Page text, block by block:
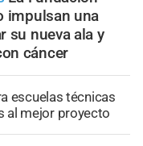
impulsan una
su nueva ala y
cáncer
escuelas técnicas
al mejor proyecto